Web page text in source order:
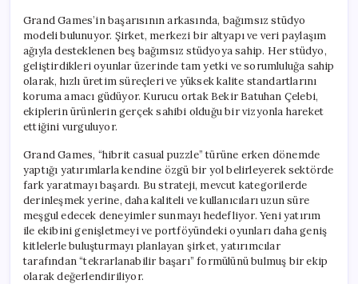
Grand Games’in başarısının arkasında, bağımsız stüdyo
modeli bulunuyor. Şirket, merkezi bir altyapı ve veri paylaşım
ağıyla desteklenen beş bağımsız stüdyoya sahip. Her stüdyo,
geliştirdikleri oyunlar üzerinde tam yetki ve sorumluluğa sahip
olarak, hızlı üretim süreçleri ve yüksek kalite standartlarını
koruma amacı güdüyor. Kurucu ortak Bekir Batuhan Çelebi,
ekiplerin ürünlerin gerçek sahibi olduğu bir vizyonla hareket
ettiğini vurguluyor.
Grand Games, “hibrit casual puzzle” türüne erken dönemde
yaptığı yatırımlarla kendine özgü bir yol belirleyerek sektörde
fark yaratmayı başardı. Bu strateji, mevcut kategorilerde
derinleşmek yerine, daha kaliteli ve kullanıcıları uzun süre
meşgul edecek deneyimler sunmayı hedefliyor. Yeni yatırım
ile ekibini genişletmeyi ve portföyündeki oyunları daha geniş
kitlelerle buluşturmayı planlayan şirket, yatırımcılar
tarafından “tekrarlanabilir başarı” formülünü bulmuş bir ekip
olarak değerlendiriliyor.